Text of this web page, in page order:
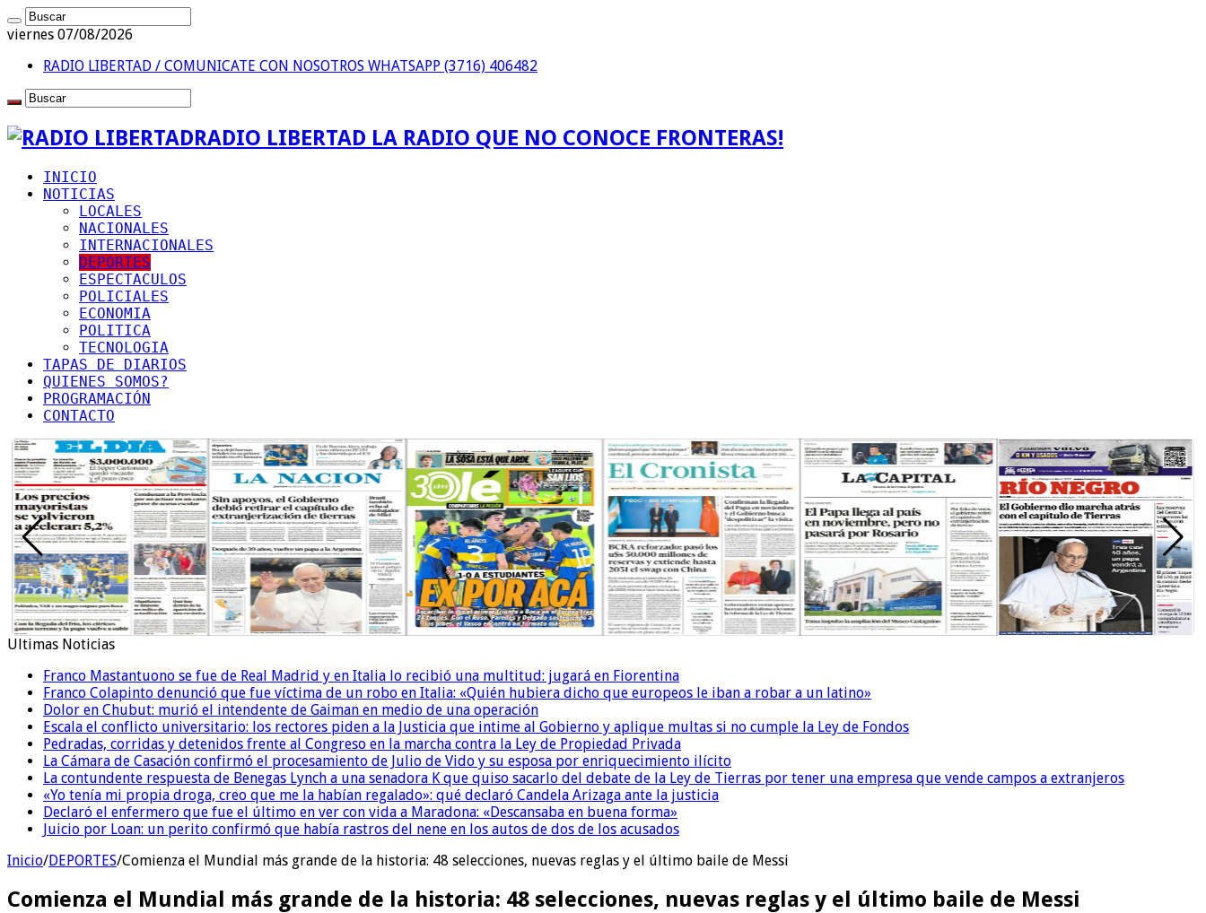
viernes 07/08/2026
RADIO LIBERTAD / COMUNICATE CON NOSOTROS WHATSAPP (3716) 406482
RADIO LIBERTAD LA RADIO QUE NO CONOCE FRONTERAS!
INICIO
NOTICIAS
LOCALES
NACIONALES
INTERNACIONALES
DEPORTES
ESPECTACULOS
POLICIALES
ECONOMIA
POLITICA
TECNOLOGIA
TAPAS DE DIARIOS
QUIENES SOMOS?
PROGRAMACIÓN
CONTACTO
Ultimas Noticias
Franco Mastantuono se fue de Real Madrid y en Italia lo recibió una multitud: jugará en Fiorentina
Franco Colapinto denunció que fue víctima de un robo en Italia: «Quién hubiera dicho que europeos le iban a robar a un latino»
Dolor en Chubut: murió el intendente de Gaiman en medio de una operación
Escala el conflicto universitario: los rectores piden a la Justicia que intime al Gobierno y aplique multas si no cumple la Ley de Fondos
Pedradas, corridas y detenidos frente al Congreso en la marcha contra la Ley de Propiedad Privada
La Cámara de Casación confirmó el procesamiento de Julio de Vido y su esposa por enriquecimiento ilícito
La contundente respuesta de Benegas Lynch a una senadora K que quiso sacarlo del debate de la Ley de Tierras por tener una empresa que vende campos a extranjeros
«Yo tenía mi propia droga, creo que me la habían regalado»: qué declaró Candela Arizaga ante la justicia
Declaró el enfermero que fue el último en ver con vida a Maradona: «Descansaba en buena forma»
Juicio por Loan: un perito confirmó que había rastros del nene en los autos de dos de los acusados
Inicio/DEPORTES/Comienza el Mundial más grande de la historia: 48 selecciones, nuevas reglas y el último baile de Messi
Comienza el Mundial más grande de la historia: 48 selecciones, nuevas reglas y el último baile de Messi